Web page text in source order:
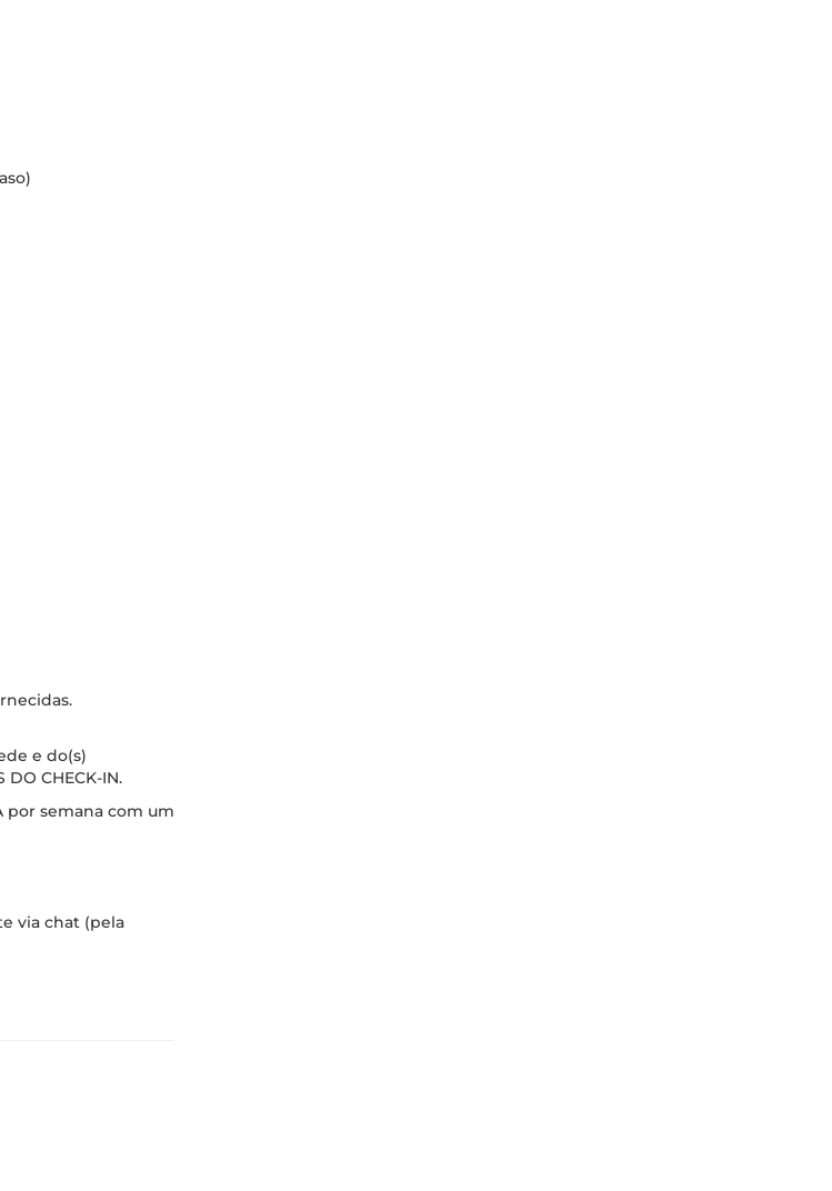
e do(s)
CHECK-IN.
por semana com um
via chat (pela